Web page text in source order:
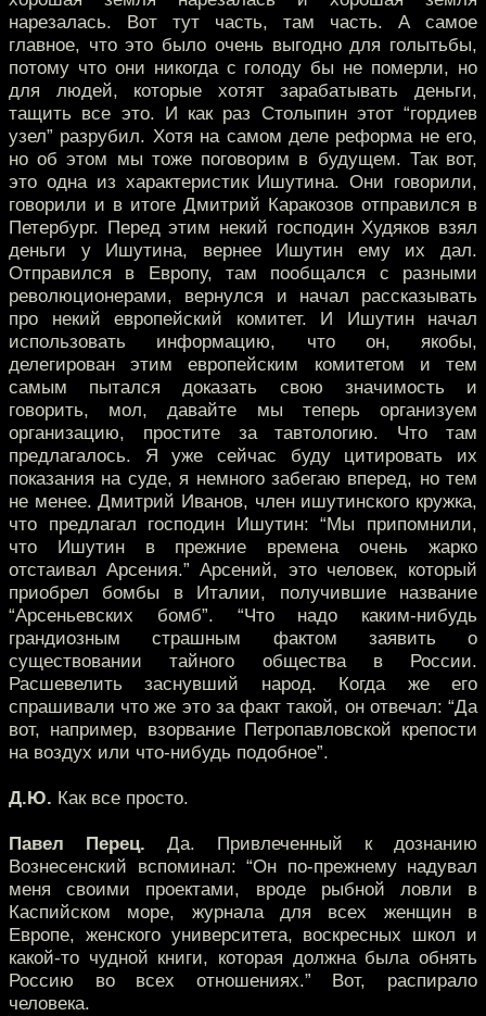
нарезалась. Вот тут часть, там часть. А самое
главное, что это было очень выгодно для голытьбы,
потому что они никогда с голоду бы не померли, но
для людей, которые хотят зарабатывать деньги,
тащить все это. И как раз Столыпин этот “гордиев
узел” разрубил. Хотя на самом деле реформа не его,
но об этом мы тоже поговорим в будущем. Так вот,
это одна из характеристик Ишутина. Они говорили,
говорили и в итоге Дмитрий Каракозов отправился в
Петербург. Перед этим некий господин Худяков взял
деньги у Ишутина, вернее Ишутин ему их дал.
Отправился в Европу, там пообщался с разными
революционерами, вернулся и начал рассказывать
про некий европейский комитет. И Ишутин начал
использовать информацию, что он, якобы,
делегирован этим европейским комитетом и тем
самым пытался доказать свою значимость и
говорить, мол, давайте мы теперь организуем
организацию, простите за тавтологию. Что там
предлагалось. Я уже сейчас буду цитировать их
показания на суде, я немного забегаю вперед, но тем
не менее. Дмитрий Иванов, член ишутинского кружка,
что предлагал господин Ишутин: “Мы припомнили,
что Ишутин в прежние времена очень жарко
отстаивал Арсения.” Арсений, это человек, который
приобрел бомбы в Италии, получившие название
“Арсеньевских бомб”. “Что надо каким-нибудь
грандиозным страшным фактом заявить о
существовании тайного общества в России.
Расшевелить заснувший народ. Когда же его
спрашивали что же это за факт такой, он отвечал: “Да
вот, например, взорвание Петропавловской крепости
на воздух или что-нибудь подобное”.
Д.Ю. Как все просто.
Павел Перец. Да. Привлеченный к дознанию
Вознесенский вспоминал: “Он по-прежнему надувал
меня своими проектами, вроде рыбной ловли в
Каспийском море, журнала для всех женщин в
Европе, женского университета, воскресных школ и
какой-то чудной книги, которая должна была обнять
Россию во всех отношениях.” Вот, распирало
человека.